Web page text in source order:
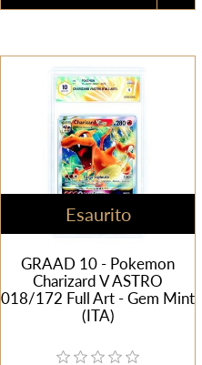
Esaurito
GRAAD 10 - Pokemon
Charizard V ASTRO
018/172 Full Art - Gem Mint
(ITA)